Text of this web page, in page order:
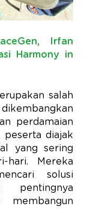
Irfan
Harmony in
salah
perdamaian
peserta diajak
yang sering
hari. Mereka
solusi
pentingnya